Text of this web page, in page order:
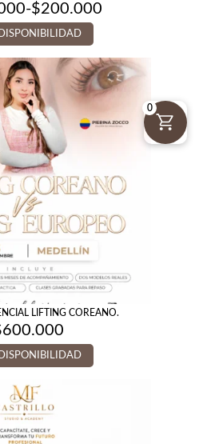
$200.000
-
Rango
de
precios:
desde
$200.000
hasta
$400.000
LIFTING COREANO.
600.000
0